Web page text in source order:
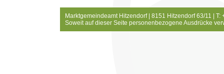
Marktgemeindeamt Hitzendorf | 8151 Hitzendorf 63/11 |
Soweit auf dieser Seite personenbezogene Ausdrücke